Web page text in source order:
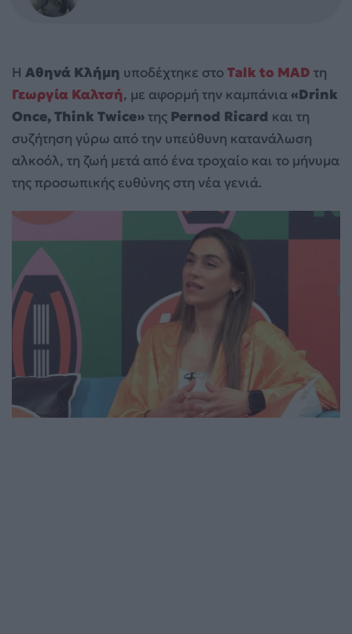
Η Αθηνά Κλήμη υποδέχτηκε στοTalk to MAD τη
Γεωργία Καλτσή, με αφορμή την καμπάνια«Drink
Once, Think Twice»της Pernod Ricard και τη
συζήτηση γύρω από την υπεύθυνη κατανάλωση
αλκοόλ, τη ζωή μετά από ένα τροχαίο και το μήνυμα
της προσωπικής ευθύνης στη νέα γενιά.